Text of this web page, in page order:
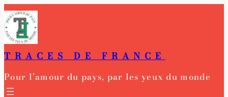
Aller
au
contenu
TRACES DE FRANCE
Pour l’amour du pays, par les yeux du monde